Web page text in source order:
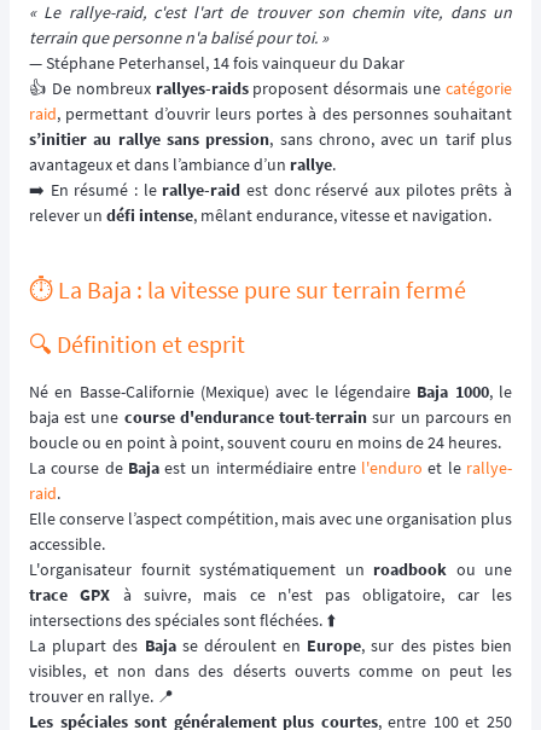
« Le rallye-raid, c'est l'art de trouver son chemin vite, dans un
terrain que personne n'a balisé pour toi. »
— Stéphane Peterhansel, 14 fois vainqueur du Dakar
👍 De nombreux rallyes-raidsproposent désormais une catégorie
raid, permettant d’ouvrir leurs portes à des personnes souhaitant
s’initier au rallye sans pression, sans chrono, avec un tarif plus
avantageux et dans l’ambiance d’un rallye.
➡️ En résumé : le rallye-raid est donc réservé aux pilotes prêts à
relever un défi intense, mêlant endurance, vitesse et navigation.
⏱️ La Baja : la vitesse pure sur terrain fermé
🔍 Définition et esprit
Né en Basse-Californie (Mexique) avec le légendaire Baja 1000, le
baja est une course d'endurance tout-terrain sur un parcours en
boucle ou en point à point, souvent couru en moins de 24 heures.
La course de Bajaest un intermédiaire entre l'enduro et le rallye-
raid.
Elle conserve l’aspect compétition, mais avec une organisation plus
accessible.
L'organisateur fournit systématiquement un roadbook ou une
trace GPX à suivre, mais ce n'est pas obligatoire, car les
intersections des spéciales sont fléchées. ⬆️
La plupart des Bajase déroulent en Europe, sur des pistes bien
visibles, et non dans des déserts ouverts comme on peut les
trouver en rallye. 📍
Les spéciales sont généralement plus courtes, entre 100 et 250